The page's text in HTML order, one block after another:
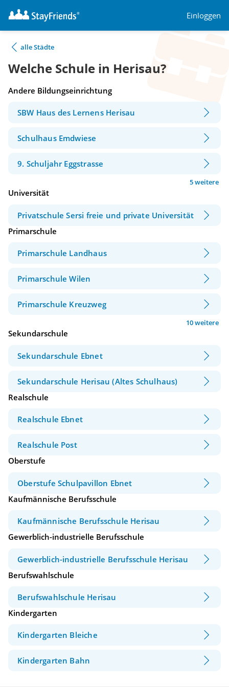
Einloggen
alle Städte
Welche Schule in Herisau?
Andere Bildungseinrichtung
SBW Haus des Lernens Herisau
Schulhaus Emdwiese
9. Schuljahr Eggstrasse
5 weitere
Universität
Privatschule Sersi freie und private Universität
Primarschule
Primarschule Landhaus
Primarschule Wilen
Primarschule Kreuzweg
10 weitere
Sekundarschule
Sekundarschule Ebnet
Sekundarschule Herisau (Altes Schulhaus)
Realschule
Realschule Ebnet
Realschule Post
Oberstufe
Oberstufe Schulpavillon Ebnet
Kaufmännische Berufsschule
Kaufmännische Berufsschule Herisau
Gewerblich-industrielle Berufsschule
Gewerblich-industrielle Berufsschule Herisau
Berufswahlschule
Berufswahlschule Herisau
Kindergarten
Kindergarten Bleiche
Kindergarten Bahn